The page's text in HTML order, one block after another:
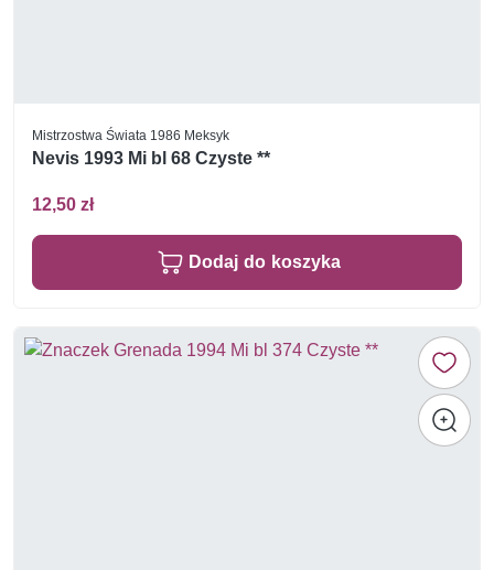
Mistrzostwa Świata 1986 Meksyk
Nevis 1993 Mi bl 68 Czyste **
12,50 zł
Dodaj do koszyka